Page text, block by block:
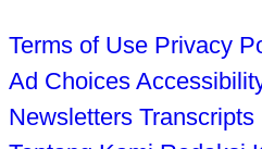
Terms of Use Privacy
Ad Choices
Newsletters Transcripts